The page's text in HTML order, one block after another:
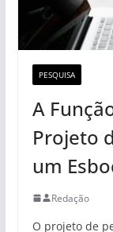
PESQUISA
A
Projeto
um
Redação
O projeto de